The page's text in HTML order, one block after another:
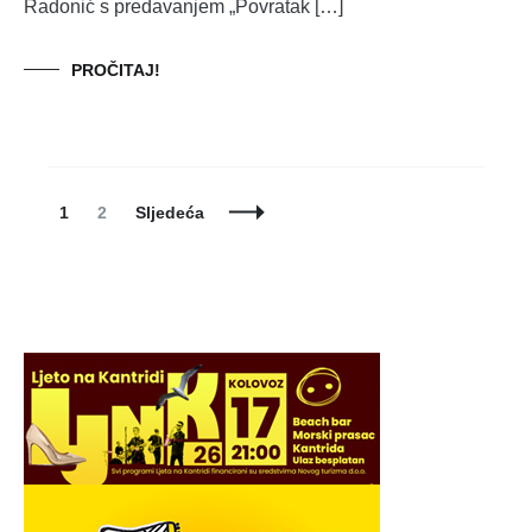
Radonić s predavanjem „Povratak […]
PROČITAJ!
Posts
Page
1 Page
2 Sljedeća